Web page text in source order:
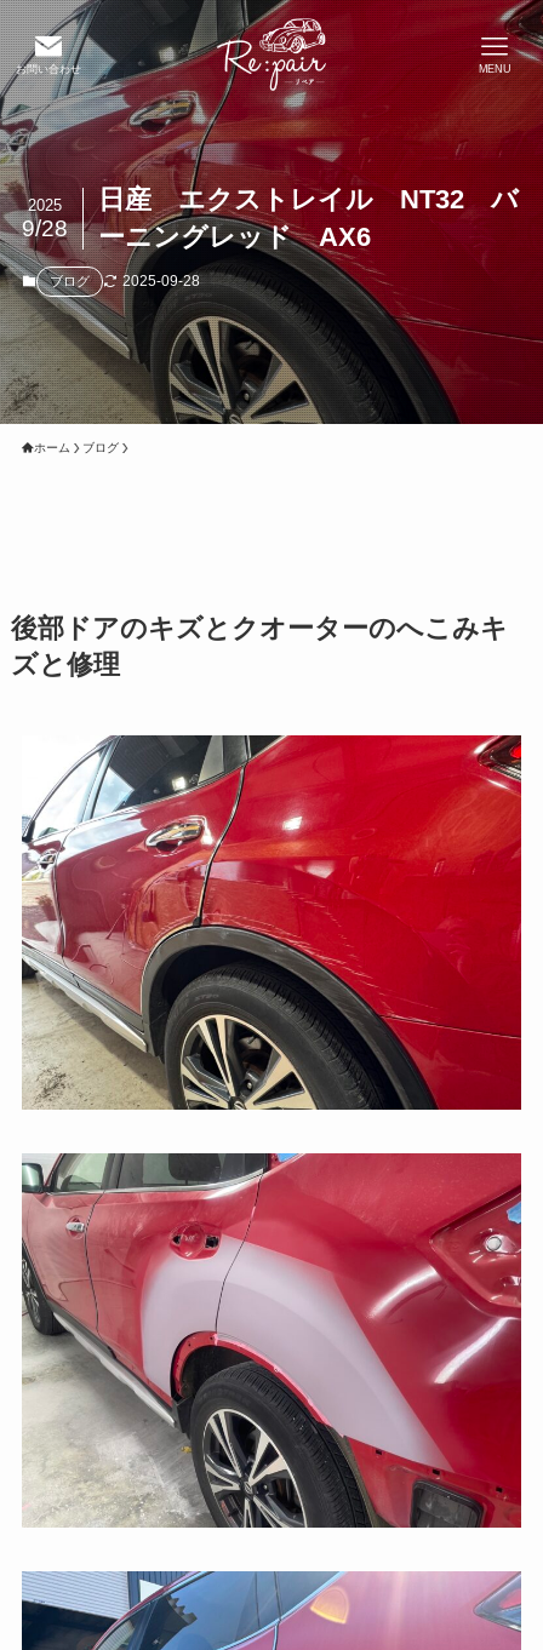
お問い合わせ MENU
日産 エクストレイル NT32 バ
ーニングレッド AX6
2025
9/28
ブログ 2025-09-28
ホーム ブログ
後部ドアのキズとクオーターのへこみキ
ズと修理